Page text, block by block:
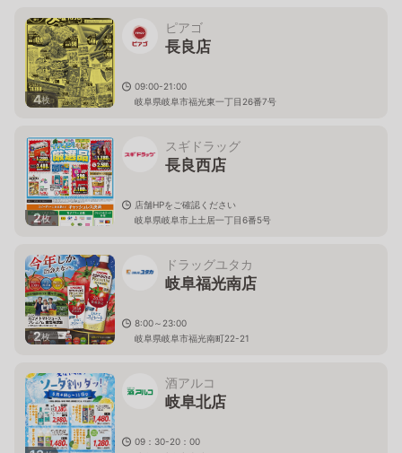
4枚
ピアゴ
長良店
09:00-21:00
岐阜県岐阜市福光東一丁目26番7号
2枚
スギドラッグ
長良西店
店舗HPをご確認ください
岐阜県岐阜市上土居一丁目6番5号
2枚
ドラッグユタカ
岐阜福光南店
8:00～23:00
岐阜県岐阜市福光南町22-21
酒アルコ
岐阜北店
09：30-20：00